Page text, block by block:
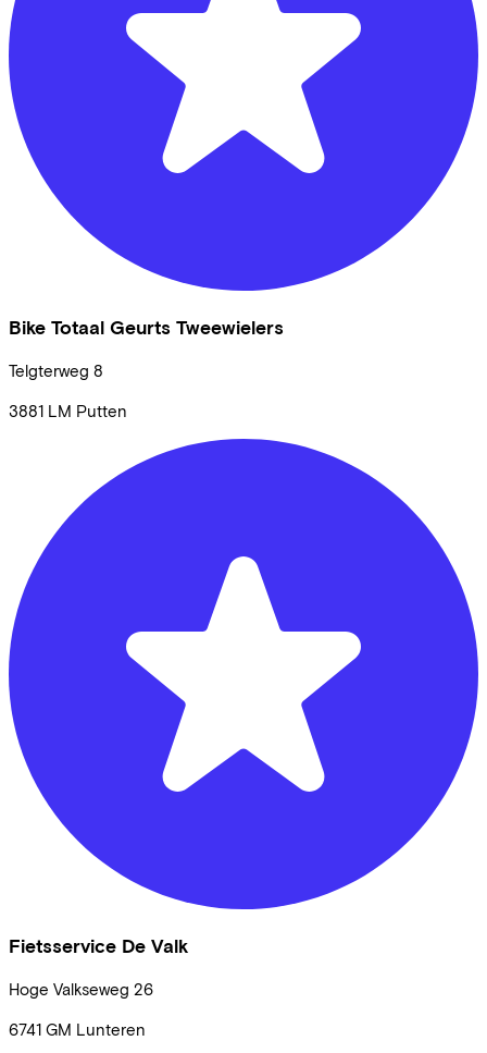
Bike Totaal Geurts Tweewielers
Telgterweg 8
3881 LM Putten
Fietsservice De Valk
Hoge Valkseweg 26
6741 GM Lunteren